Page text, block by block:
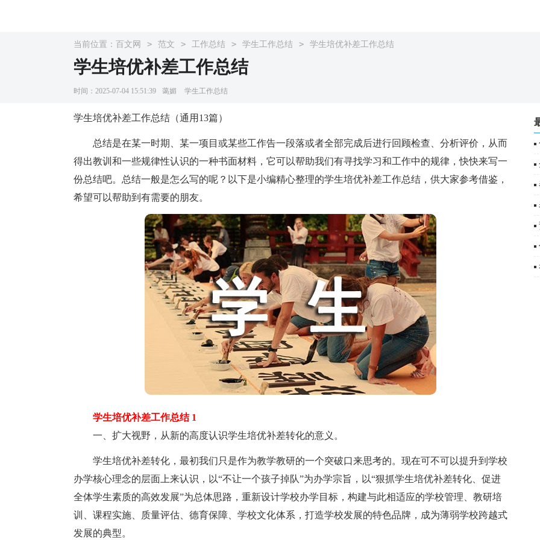
当前位置： 百文网 > 范文 > 工作总结 > 学生工作总结 > 学生培优补差工作总结
学生培优补差工作总结
时间：2025-07-04 15:51:39 蔼媚 学生工作总结
学生培优补差工作总结（通用13篇）
总结是在某一时期、某一项目或某些工作告一段落或者全部完成后进行回顾检查、分析评价，从而
得出教训和一些规律性认识的一种书面材料，它可以帮助我们有寻找学习和工作中的规律，快快来写一
份总结吧。总结一般是怎么写的呢？以下是小编精心整理的学生培优补差工作总结，供大家参考借鉴，
希望可以帮助到有需要的朋友。
学生培优补差工作总结 1
一、扩大视野，从新的高度认识学生培优补差转化的意义。
学生培优补差转化，最初我们只是作为教学教研的一个突破口来思考的。现在可不可以提升到学校
办学核心理念的层面上来认识，以“不让一个孩子掉队”为办学宗旨，以“狠抓学生培优补差转化、促进
全体学生素质的高效发展”为总体思路，重新设计学校办学目标，构建与此相适应的学校管理、教研培
训、课程实施、质量评估、德育保障、学校文化体系，打造学校发展的特色品牌，成为薄弱学校跨越式
发展的典型。